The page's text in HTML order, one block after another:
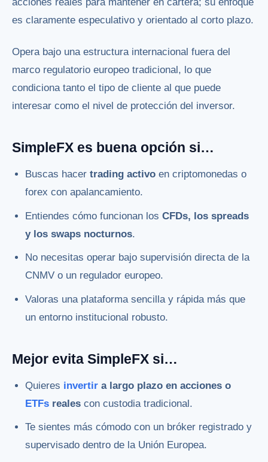
es claramente especulativo y orientado al corto plazo.
Opera bajo una estructura internacional fuera del
marco regulatorio europeo tradicional, lo que
condiciona tanto el tipo de cliente al que puede
interesar como el nivel de protección del inversor.
SimpleFX es buena opción si…
Buscas hacertrading activo en criptomonedas o
forex con apalancamiento.
Entiendes cómo funcionan losCFDs, los spreads
y los swaps nocturnos.
No necesitas operar bajo supervisión directa de la
CNMV o un regulador europeo.
Valoras una plataforma sencilla y rápida más que
un entorno institucional robusto.
Mejor evita SimpleFX si…
Quieres invertir a largo plazo en acciones o
ETFs reales con custodia tradicional.
Te sientes más cómodo con un bróker registrado y
supervisado dentro de la Unión Europea.